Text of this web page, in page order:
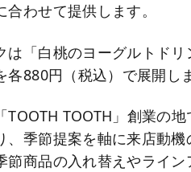
合わせて提供します。
は「白桃のヨーグルトド
各880円（税込）で展開し
TOOTH TOOTH」創業の
、季節提案を軸に来店動
節商品の入れ替えやライン